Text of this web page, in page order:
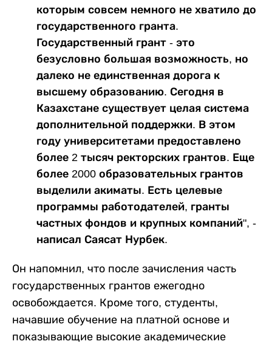
которым совсем немного не хватило до
государственного гранта.
Государственный грант - это
безусловно большая возможность, но
далеко не единственная дорога к
высшему образованию. Сегодня в
Казахстане существует целая система
дополнительной поддержки. В этом
году университетами предоставлено
более 2 тысяч ректорских грантов. Еще
более 2000 образовательных грантов
выделили акиматы. Есть целевые
программы работодателей, гранты
частных фондов и крупных компаний", -
написал Саясат Нурбек.
Он напомнил, что после зачисления часть
государственных грантов ежегодно
освобождается. Кроме того, студенты,
начавшие обучение на платной основе и
показывающие высокие академические